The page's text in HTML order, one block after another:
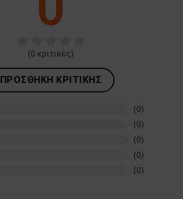
(0 κριτικές)
ΠΡΟΣΘΉΚΗ ΚΡΙΤΙΚΉΣ
(0)
(0)
(0)
(0)
(0)